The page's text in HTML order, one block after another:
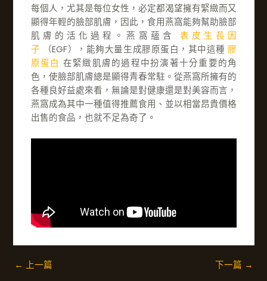
每個人，尤其是每位女性，必定都渴望擁有緊緻而又
顯得年輕的臉部肌膚，因此，食用燕窩能夠幫助臉部
肌膚的活化過程。燕窩蘊含 表皮生長因
子
（EGF），能夠大量生成膠原蛋白，其中這種 膠
原蛋白 在緊緻肌膚的過程中扮演著十分重要的角
色，使臉部肌膚總是顯得青春常駐。從燕窩所擁有的
各種良好益處來看，無論是對健康還是對美容而言，
燕窩成為其中一種值得推薦食用、並以相當昂貴價格
出售的食品，也就不足為奇了。
← 上一篇 下一篇 →